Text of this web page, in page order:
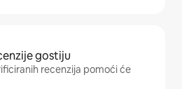
gostiju
recenzija pomoći će